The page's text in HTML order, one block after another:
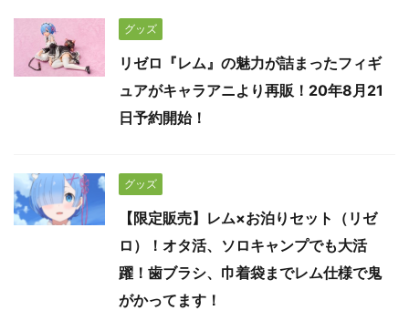
グッズ
リゼロ『レム』の魅力が詰まったフィギ
ュアがキャラアニより再販！20年8月21
日予約開始！
グッズ
【限定販売】レム×お泊りセット（リゼ
ロ）！オタ活、ソロキャンプでも大活
躍！歯ブラシ、巾着袋までレム仕様で鬼
がかってます！